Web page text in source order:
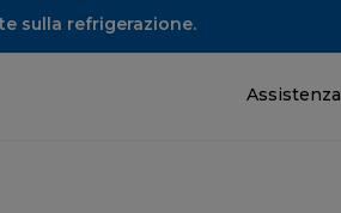
sulla refrigerazione.
Assistenza